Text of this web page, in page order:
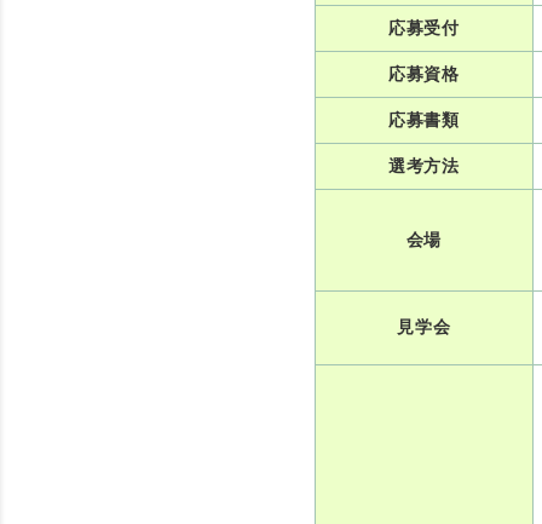
応募受付
応募資格
応募書類
選考方法
会場
見学会